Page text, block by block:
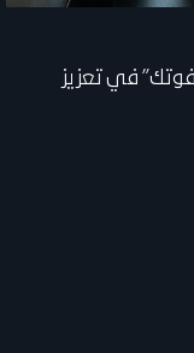
في تعزيز